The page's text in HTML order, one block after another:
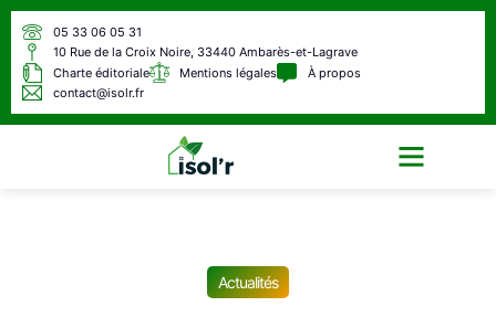
05 33 06 05 31
10 Rue de la Croix Noire, 33440 Ambarès-et-Lagrave
Charte éditoriale
Mentions légales
À propos
contact@isolr.fr
Actualités